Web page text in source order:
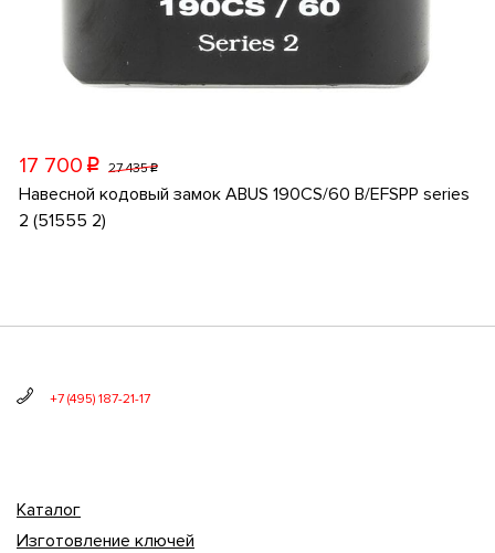
17 700 p 27 435p
Навесной кодовый замок ABUS 190CS/60 B/EFSPP series
2 (51555 2)
+7 (495) 187-21-17
Каталог
Изготовление ключей